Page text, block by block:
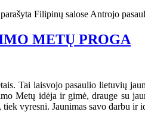
Filipinų salose Antrojo
METŲ PROGA
Tai laisvojo pasaulio lietuvių
Metų idėja ir gimė, drauge su
vyresni. Jaunimas savo darbu